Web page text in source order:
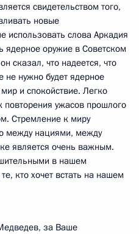
свидетельством того,
новые
использовать слова Аркадия
ядерное оружие в Советском
сказал, что надеется, что
не нужно будет ядерное
и спокойствие. Легко
повторения ужасов прошлого
Стремление к миру
между нациями, между
является очень важным.
в нашем
кто хочет встать на нашем
за Ваше